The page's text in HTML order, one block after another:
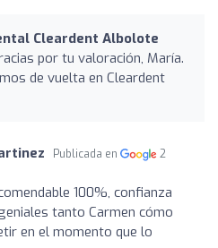
Cleardent Albolote
por tu valoración, María.
de vuelta en Cleardent
Publicada en
2
100%, confianza
tanto Carmen cómo
en el momento que lo